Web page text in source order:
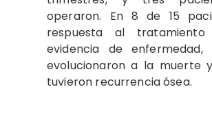
operaron. En 8 de 15
respuesta al
evidencia de
evolucionaron a la muerte
tuvieron recurrencia ósea.